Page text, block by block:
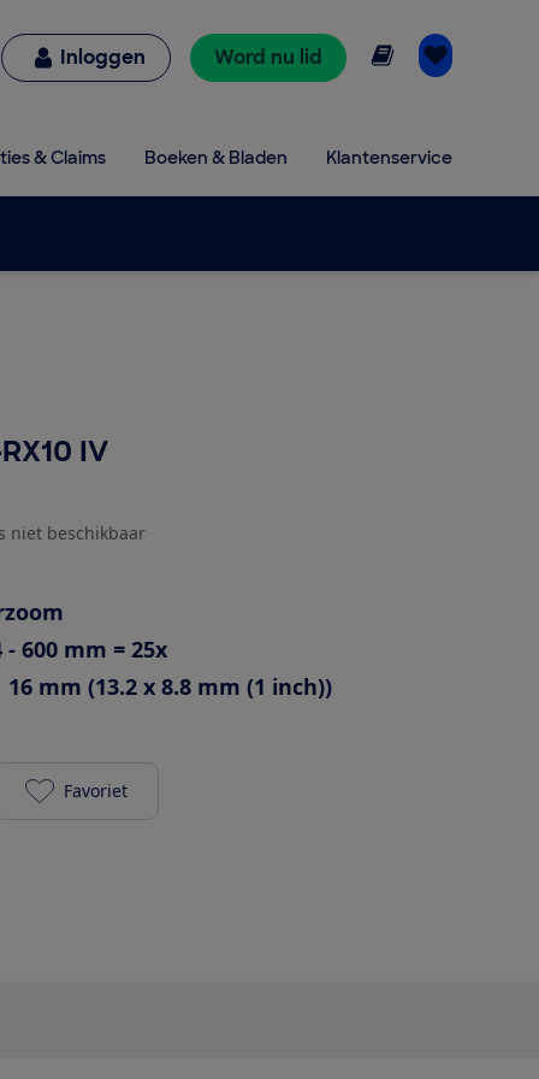
Inloggen Word nu lid Online lezen
& Claims Boeken & Bladen Klantenservice
IV
niet beschikbaar
- 600 mm = 25x
16 mm (13.2 x 8.8 mm (1 inch))
Sony Cyber-shot DSC-RX10 IV toevoegen aan je
Favoriet